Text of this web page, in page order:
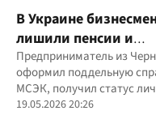
В Украине
лишили пенсии и
оштрафовали на 51
Предприниматель из
оформил поддельную
МСЭК, получил статус
инвалидностью и
19.05.2026 20:26